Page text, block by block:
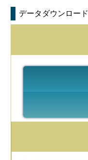
データダウンロード